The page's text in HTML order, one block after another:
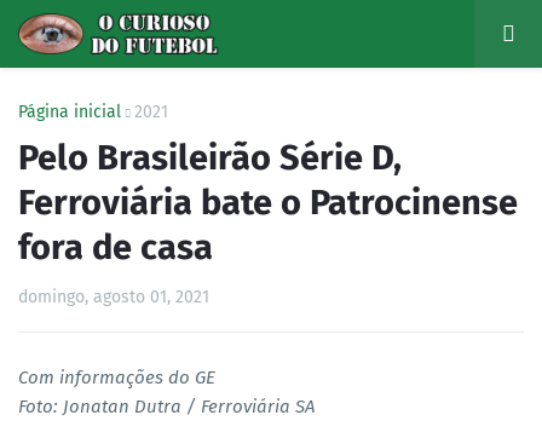
Página inicial 2021
Pelo Brasileirão Série D,
Ferroviária bate o Patrocinense
fora de casa
domingo, agosto 01, 2021
Com informações do GE
Foto: Jonatan Dutra / Ferroviária SA